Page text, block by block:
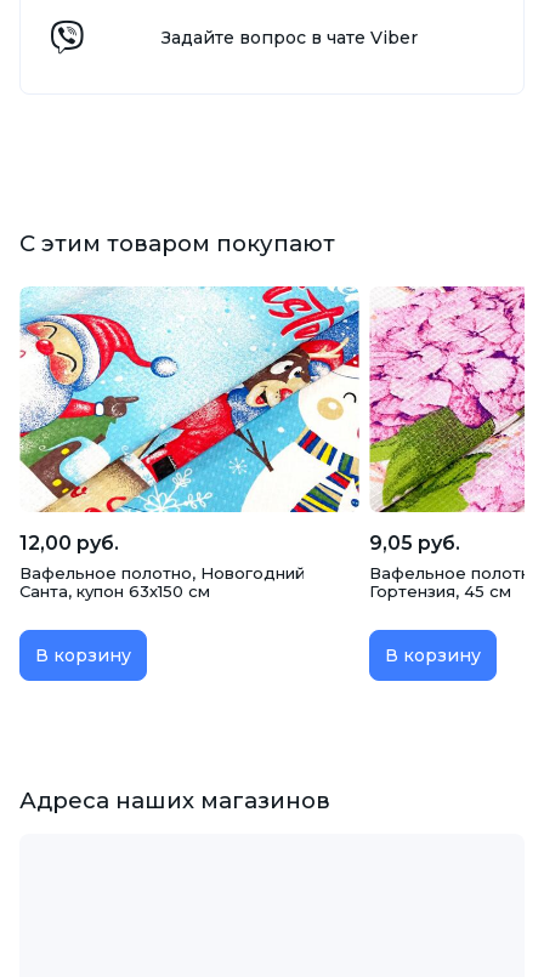
Задайте вопрос в чате Viber
С этим товаром покупают
12,00 руб.
Вафельное полотно, Новогодний
Санта, купон 63х150 см
В корзину
9,05 руб.
Вафельное полотно
Гортензия, 45 см
В корзину
Адреса наших магазинов